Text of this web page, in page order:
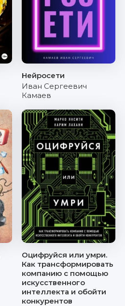
Нейросети
Иван Сергеевич
Камаев
Оцифруйся или умри.
Как трансформировать
компанию с помощью
искусственного
интеллекта и обойти
конкурентов